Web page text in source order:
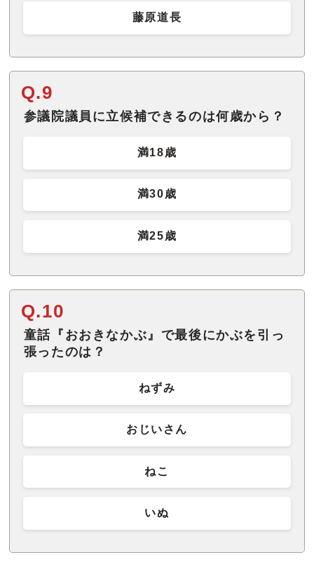
藤原道長
Q.9
参議院議員に立候補できるのは何歳から？
満18歳
満30歳
満25歳
Q.10
童話『おおきなかぶ』で最後にかぶを引っ
張ったのは？
ねずみ
おじいさん
ねこ
いぬ